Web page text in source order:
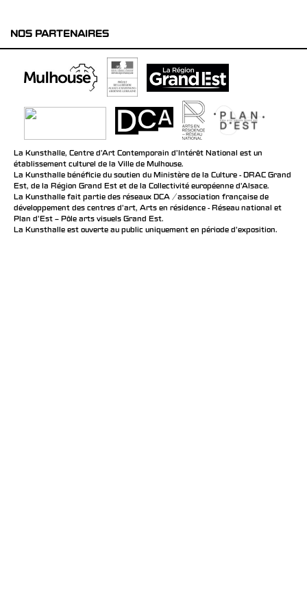
NOS PARTENAIRES
La Kunsthalle, Centre d’Art Contemporain d’Intérêt National est un
établissement culturel de la Ville de Mulhouse.
La Kunsthalle bénéficie du soutien du Ministère de la Culture - DRAC Grand
Est, de la Région Grand Est et de la Collectivité européenne d’Alsace.
La Kunsthalle fait partie des réseaux DCA / association française de
développement des centres d'art, Arts en résidence - Réseau national et
Plan d’Est – Pôle arts visuels Grand Est.
La Kunsthalle est ouverte au public uniquement en période d'exposition.